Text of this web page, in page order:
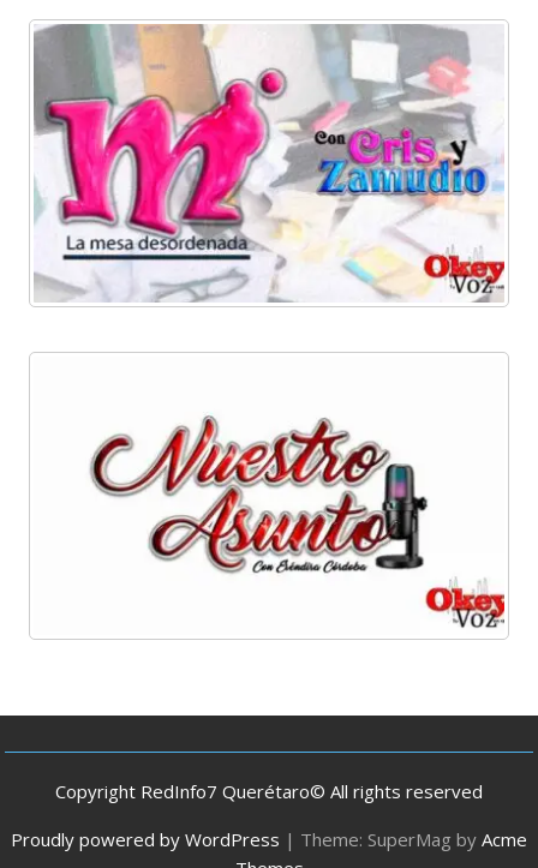
Copyright RedInfo7 Querétaro© All rights reserved
Proudly powered by WordPress | Theme: SuperMag by Acme